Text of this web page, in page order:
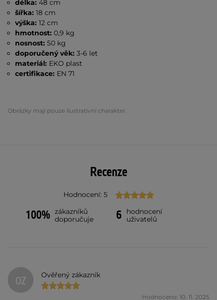
délka: 48 cm
šířka: 18 cm
výška:12 cm
hmotnost: 0,9 kg
nosnost:50 kg
doporučený věk: 3-6 let
materiál: EKO plast
certifikace: EN 71
Obrázky mají pouze ilustrativní charakter.
Recenze
Hodnocení: 5
100% zákazníků
doporučuje
6
hodnocení
uživatelů
OZ Ověřený zákazník
Hodnoceno: 10. 11. 2025